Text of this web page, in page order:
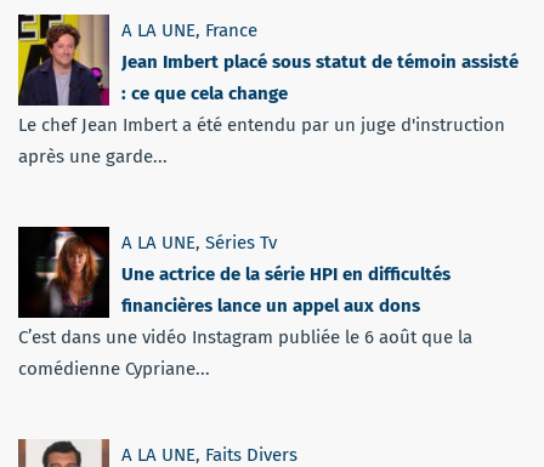
A LA UNE, France
Jean Imbert placé sous statut de témoin assisté
: ce que cela change
Le chef Jean Imbert a été entendu par un juge d'instruction
après une garde...
A LA UNE, Séries Tv
Une actrice de la série HPI en difficultés
financières lance un appel aux dons
C’est dans une vidéo Instagram publiée le 6 août que la
comédienne Cypriane...
A LA UNE, Faits Divers